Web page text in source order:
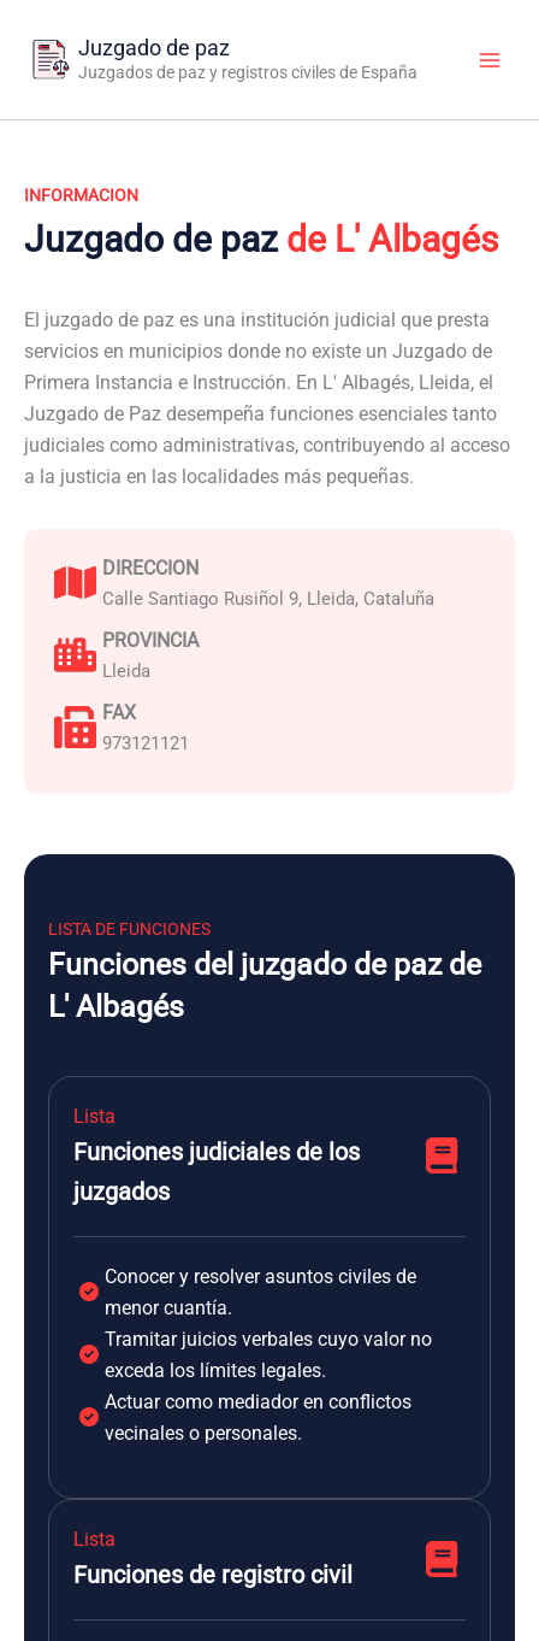
contenido
Juzgado de paz
Juzgados de paz y registros civiles de España
INFORMACION
Juzgado de paz de L' Albagés
El juzgado de paz es una institución judicial que presta
servicios en municipios donde no existe un Juzgado de
Primera Instancia e Instrucción. En L' Albagés, Lleida, el
Juzgado de Paz desempeña funciones esenciales tanto
judiciales como administrativas, contribuyendo al acceso
a la justicia en las localidades más pequeñas.
DIRECCION
Calle Santiago Rusiñol 9, Lleida, Cataluña
PROVINCIA
Lleida
FAX
973121121
LISTA DE FUNCIONES
Funciones del juzgado de paz de
L' Albagés
Lista
Funciones judiciales de los
juzgados
Conocer y resolver asuntos civiles de
menor cuantía.
Tramitar juicios verbales cuyo valor no
exceda los límites legales.
Actuar como mediador en conflictos
vecinales o personales.
Lista
Funciones de registro civil